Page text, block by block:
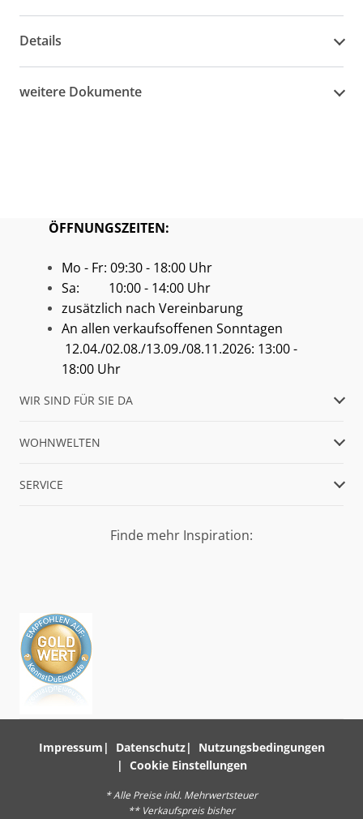
Details
weitere Dokumente
ÖFFNUNGSZEITEN:
Mo - Fr: 09:30 - 18:00 Uhr
Sa: 10:00 - 14:00 Uhr
zusätzlich nach Vereinbarung
An allen verkaufsoffenen Sonntagen
12.04./02.08./13.09./08.11.2026: 13:00 -
18:00 Uhr
WIR SIND FÜR SIE DA
WOHNWELTEN
SERVICE
Finde mehr Inspiration:
Impressum Datenschutz
Nutzungsbedingungen
Cookie Einstellungen
* Alle Preise inkl. Mehrwertsteuer
** Verkaufspreis bisher